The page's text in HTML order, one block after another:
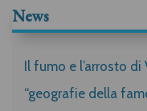
News
Il fumo e l’arrosto di
“geografie della